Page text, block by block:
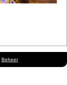
Beheer